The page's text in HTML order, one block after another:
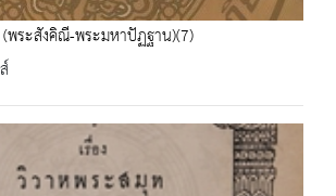
ระสังคิณี-พระมหาปัฏฐาน)(7)